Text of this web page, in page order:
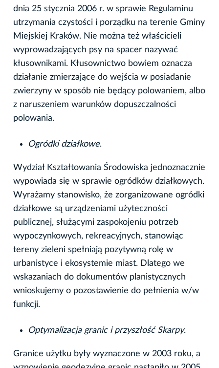
dnia 25 stycznia 2006 r. w sprawie Regulaminu
utrzymania czystości i porządku na terenie Gminy
Miejskiej Kraków. Nie można też właścicieli
wyprowadzających psy na spacer nazywać
kłusownikami. Kłusownictwo bowiem oznacza
działanie zmierzające do wejścia w posiadanie
zwierzyny w sposób nie będący polowaniem, albo
z naruszeniem warunków dopuszczalności
polowania.
Ogródki działkowe.
Wydział Kształtowania Środowiska jednoznacznie
wypowiada się w sprawie ogródków działkowych.
Wyrażamy stanowisko, że zorganizowane ogródki
działkowe są urządzeniami użyteczności
publicznej, służącymi zaspokojeniu potrzeb
wypoczynkowych, rekreacyjnych, stanowiąc
tereny zieleni spełniają pozytywną rolę w
urbanistyce i ekosystemie miast. Dlatego we
wskazaniach do dokumentów planistycznych
wnioskujemy o pozostawienie do pełnienia w/w
funkcji.
Optymalizacja granic i przyszłość Skarpy.
Granice użytku były wyznaczone w 2003 roku, a